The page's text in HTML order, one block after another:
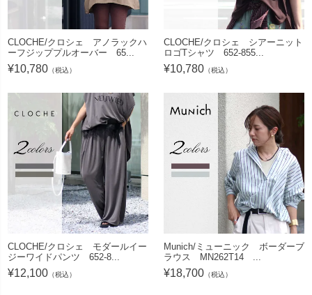
CLOCHE/クロシェ アノラックハ
ーフジッププルオーバー 65...
¥10,780 （税込）
CLOCHE/クロシェ シアーニット
ロゴTシャツ 652-855...
¥10,780 （税込）
CLOCHE/クロシェ モダールイー
ジーワイドパンツ 652-8...
¥12,100 （税込）
Munich/ミューニック ボーダーブ
ラウス MN262T14 ...
¥18,700 （税込）